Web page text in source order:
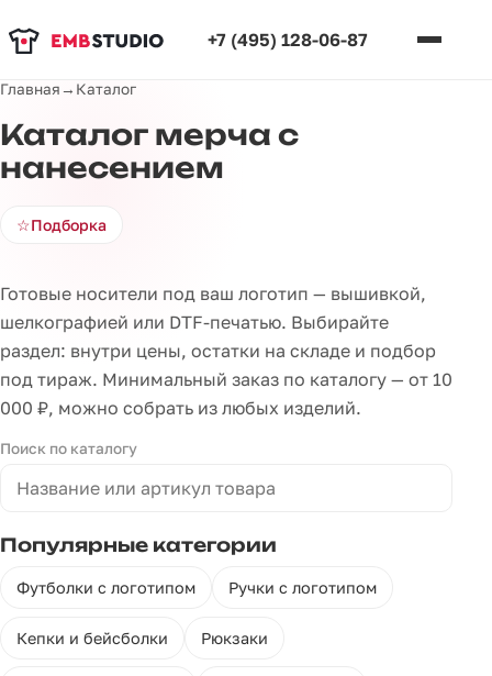
+7 (495) 128-06-87
Главная→ Каталог
Каталог мерча с
нанесением
☆Подборка
Готовые носители под ваш логотип — вышивкой,
шелкографией или DTF-печатью. Выбирайте
раздел: внутри цены, остатки на складе и подбор
под тираж. Минимальный заказ по каталогу — от 10
000 ₽, можно собрать из любых изделий.
Поиск по каталогу
Популярные категории
Футболки с логотипом Ручки с логотипом
Кепки и бейсболки Рюкзаки